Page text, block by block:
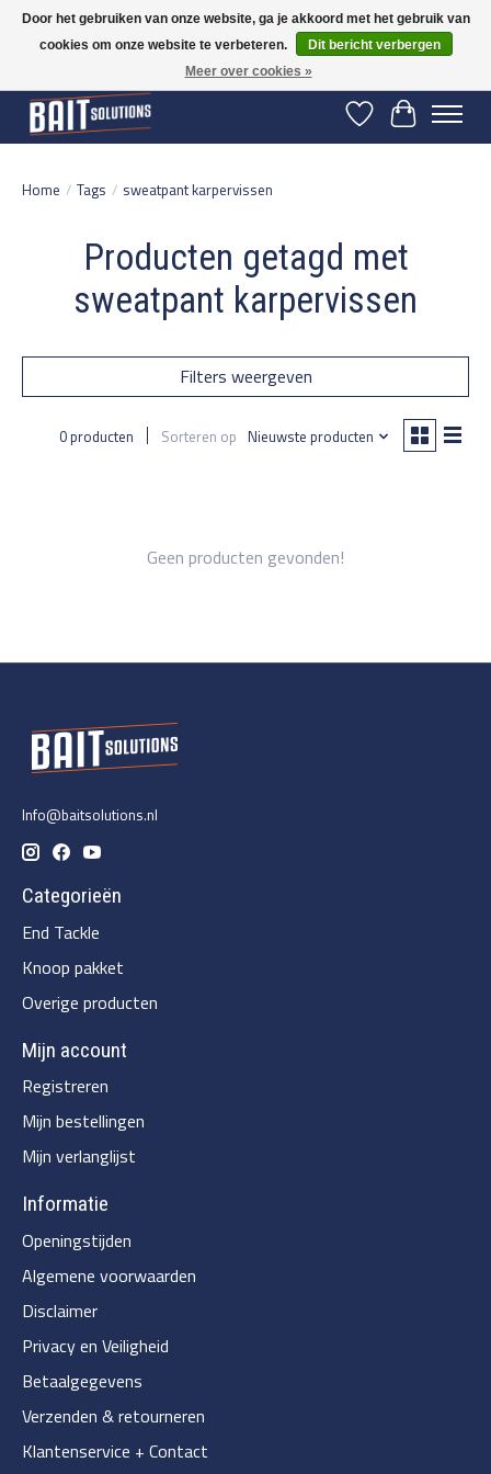
Gratis verzending vanaf 50 euro binnen NL | Op voorraad binnen 2-5 werkdagen
verzonden | België vanaf 70 euro gratis verzonden
Verlanglijst
Home / Tags / sweatpant karpervissen
Producten getagd met
sweatpant karpervissen
Filters weergeven
0 producten Sorteren op Nieuwste producten
Geen producten gevonden!
Info@baitsolutions.nl
Categorieën
End Tackle
Knoop pakket
Overige producten
Mijn account
Registreren
Mijn bestellingen
Mijn verlanglijst
Informatie
Openingstijden
Algemene voorwaarden
Disclaimer
Privacy en Veiligheid
Betaalgegevens
Verzenden & retourneren
Klantenservice + Contact
Door het gebruiken van onze website, ga je akkoord met het gebruik van
cookies om onze website te verbeteren.
Dit bericht verbergen
Meer over cookies »